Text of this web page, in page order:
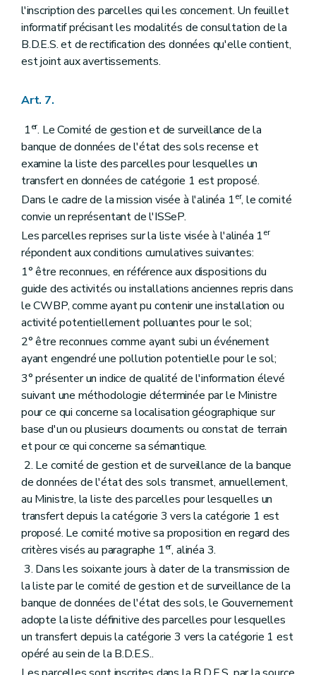
l'inscription des parcelles qui les concernent. Un feuillet
informatif précisant les modalités de consultation de la
B.D.E.S. et de rectification des données qu'elle contient,
est joint aux avertissements.
Art. 7.
1er. Le Comité de gestion et de surveillance de la
banque de données de l'état des sols recense et
examine la liste des parcelles pour lesquelles un
transfert en données de catégorie 1 est proposé.
Dans le cadre de la mission visée à l'alinéa 1er, le comité
convie un représentant de l'ISSeP.
Les parcelles reprises sur la liste visée à l'alinéa 1er
répondent aux conditions cumulatives suivantes:
1° être reconnues, en référence aux dispositions du
guide des activités ou installations anciennes repris dans
le CWBP, comme ayant pu contenir une installation ou
activité potentiellement polluantes pour le sol;
2° être reconnues comme ayant subi un événement
ayant engendré une pollution potentielle pour le sol;
3° présenter un indice de qualité de l'information élevé
suivant une méthodologie déterminée par le Ministre
pour ce qui concerne sa localisation géographique sur
base d'un ou plusieurs documents ou constat de terrain
et pour ce qui concerne sa sémantique.
2. Le comité de gestion et de surveillance de la banque
de données de l'état des sols transmet, annuellement,
au Ministre, la liste des parcelles pour lesquelles un
transfert depuis la catégorie 3 vers la catégorie 1 est
proposé. Le comité motive sa proposition en regard des
critères visés au paragraphe 1er, alinéa 3.
3. Dans les soixante jours à dater de la transmission de
la liste par le comité de gestion et de surveillance de la
banque de données de l'état des sols, le Gouvernement
adopte la liste définitive des parcelles pour lesquelles
un transfert depuis la catégorie 3 vers la catégorie 1 est
opéré au sein de la B.D.E.S..